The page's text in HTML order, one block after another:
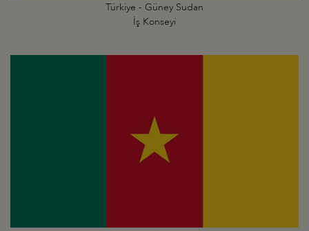
Türkiye - Güney Sudan
İş Konseyi